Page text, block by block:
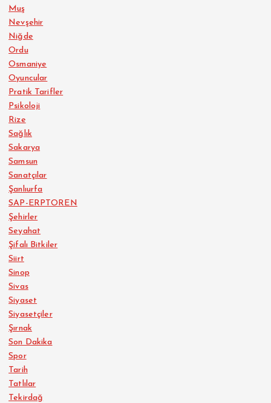
Muş
Nevşehir
Niğde
Ordu
Osmaniye
Oyuncular
Pratik Tarifler
Psikoloji
Rize
Sağlık
Sakarya
Samsun
Sanatçılar
Şanlıurfa
SAP-ERPTOREN
Şehirler
Seyahat
Şifalı Bitkiler
Siirt
Sinop
Sivas
Siyaset
Siyasetçiler
Şırnak
Son Dakika
Spor
Tarih
Tatlılar
Tekirdağ